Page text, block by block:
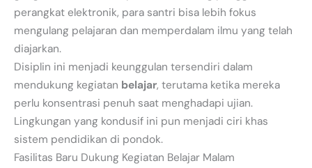
perangkat elektronik, para santri bisa lebih fokus
mengulang pelajaran dan memperdalam ilmu yang telah
diajarkan.
Disiplin ini menjadi keunggulan tersendiri dalam
mendukung kegiatan belajar, terutama ketika mereka
perlu konsentrasi penuh saat menghadapi ujian.
Lingkungan yang kondusif ini pun menjadi ciri khas
sistem pendidikan di pondok.
Fasilitas Baru Dukung Kegiatan Belajar Malam